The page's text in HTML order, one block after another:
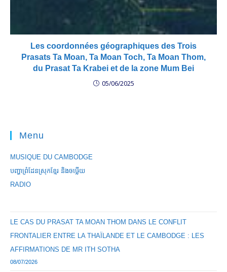
Les coordonnées géographiques des Trois
Prasats Ta Moan, Ta Moan Toch, Ta Moan Thom,
du Prasat Ta Krabei et de la zone Mum Bei
05/06/2025
Menu
MUSIQUE DU CAMBODGE
បញ្ហាព្រំដែនស្រុកខ្មែរ និងចឞ្លើយ
RADIO
LE CAS DU PRASAT TA MOAN THOM DANS LE CONFLIT
FRONTALIER ENTRE LA THAÏLANDE ET LE CAMBODGE : LES
AFFIRMATIONS DE MR ITH SOTHA
08/07/2026